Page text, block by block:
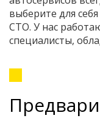
выберите для
СТО. У нас
специалисты,